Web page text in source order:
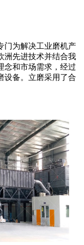
门为解决工业磨机产
洲先进技术并结合我
念和市场需求，经过
设备。立磨采用了合